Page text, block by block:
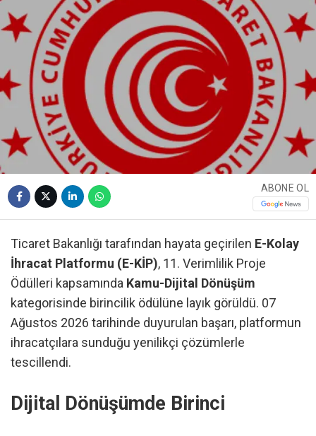
ABONE OL
Ticaret Bakanlığı tarafından hayata geçirilen E-Kolay
İhracat Platformu (E-KİP), 11. Verimlilik Proje
Ödülleri kapsamında Kamu-Dijital Dönüşüm
kategorisinde birincilik ödülüne layık görüldü. 07
Ağustos 2026 tarihinde duyurulan başarı, platformun
ihracatçılara sunduğu yenilikçi çözümlerle
tescillendi.
Dijital Dönüşümde Birinci